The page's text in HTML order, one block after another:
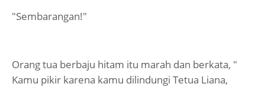
"Sembarangan!"
Orang tua berbaju hitam itu marah dan berkata, "
Kamu pikir karena kamu dilindungi Tetua Liana,